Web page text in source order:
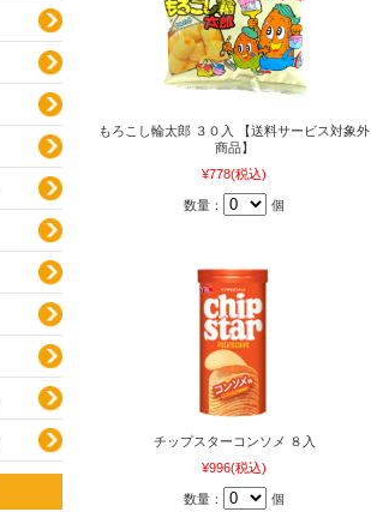
もろこし輪太郎 ３０入 【送料サービス対象外
商品】
¥778(税込)
数量： 個
チップスターコンソメ ８入
¥996(税込)
数量： 個